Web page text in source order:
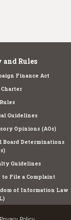
and Rules
Finance Act
Charter
Guidelines
Opinions (AOs)
Board Determinations
Guidelines
File a Complaint
of Information Law